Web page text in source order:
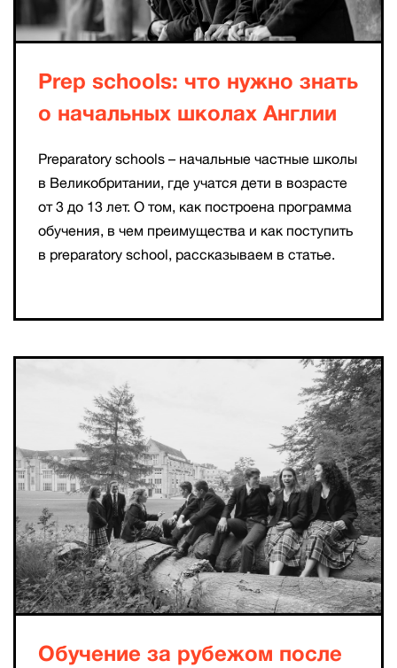
Prep schools: что нужно знать
о начальных школах Англии
Preparatory schools – начальные частные школы
в Великобритании, где учатся дети в возрасте
от 3 до 13 лет. О том, как построена программа
обучения, в чем преимущества и как поступить
в preparatory school, рассказываем в статье.
Обучение за рубежом после